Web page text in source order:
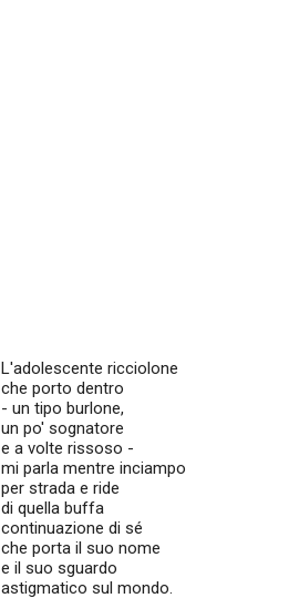
L'adolescente ricciolone
che porto dentro
- un tipo burlone,
un po' sognatore
e a volte rissoso -
mi parla mentre inciampo
per strada e ride
di quella buffa
continuazione di sé
che porta il suo nome
e il suo sguardo
astigmatico sul mondo.